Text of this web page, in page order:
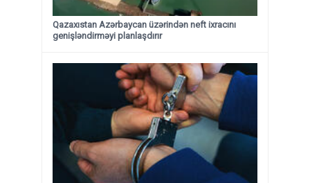
Qazaxıstan Azərbaycan üzərindən neft ixracını
genişləndirməyi planlaşdırır